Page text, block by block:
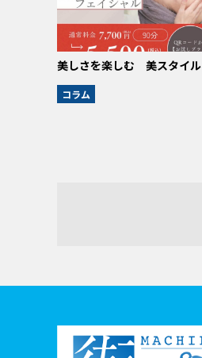
美しさを楽しむ 美スタイル
コラム